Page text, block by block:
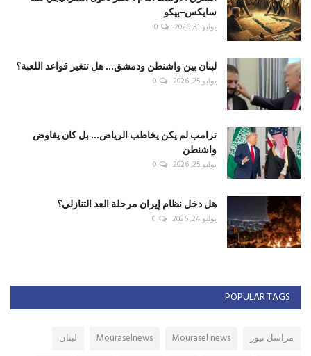
سايكس–بيكو
يوليو 31, 2026 0
لبنان بين واشنطن ودمشق... هل تتغير قواعد اللعبة؟
يوليو 25, 2026 0
ترامب لم يكن يخاطب الرياض... بل كان يفاوض
واشنطن
يوليو 25, 2026 0
هل دخل نظام إيران مرحلة العد التنازلي؟
يوليو 24, 2026 0
POPULAR TAGS
مراسل نيوز Mourasel news
Mouraselnews
لبنان